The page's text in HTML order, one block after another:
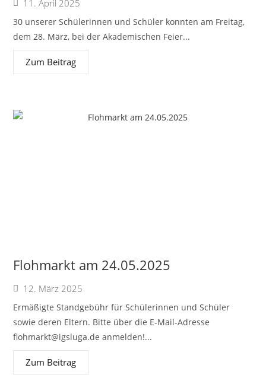
11. April 2025
30 unserer Schülerinnen und Schüler konnten am Freitag,
dem 28. März, bei der Akademischen Feier...
Zum Beitrag
Flohmarkt am 24.05.2025
12. März 2025
Ermäßigte Standgebühr für Schülerinnen und Schüler
sowie deren Eltern. Bitte über die E-Mail-Adresse
flohmarkt@igsluga.de anmelden!...
Zum Beitrag